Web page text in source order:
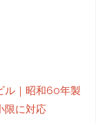
ル｜昭和60年製
限に対応